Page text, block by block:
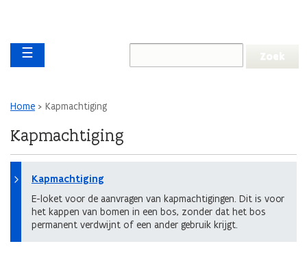
Main navigation
☰
Kruimelpad
Home Kapmachtiging
Kapmachtiging
Kapmachtiging
E-loket voor de aanvragen van kapmachtigingen. Dit is voor
het kappen van bomen in een bos, zonder dat het bos
permanent verdwijnt of een ander gebruik krijgt.